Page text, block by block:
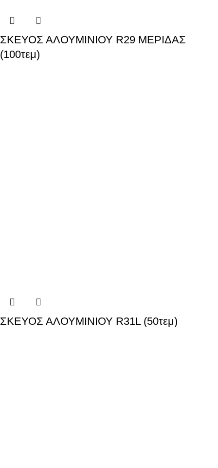
ΣΚΕΥΟΣ ΑΛΟΥΜΙΝΙΟΥ R29 ΜΕΡΙΔΑΣ
(100τεμ)
ΣΚΕΥΟΣ ΑΛΟΥΜΙΝΙΟΥ R31L (50τεμ)